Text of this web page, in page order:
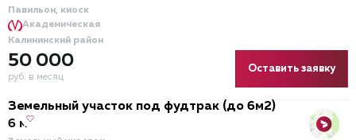
Павильон, киоск
Академическая
Калининский район
50 000
руб. в месяц
Оставить заявку
Земельный участок под фудтрак (до 6м2)
6 м2